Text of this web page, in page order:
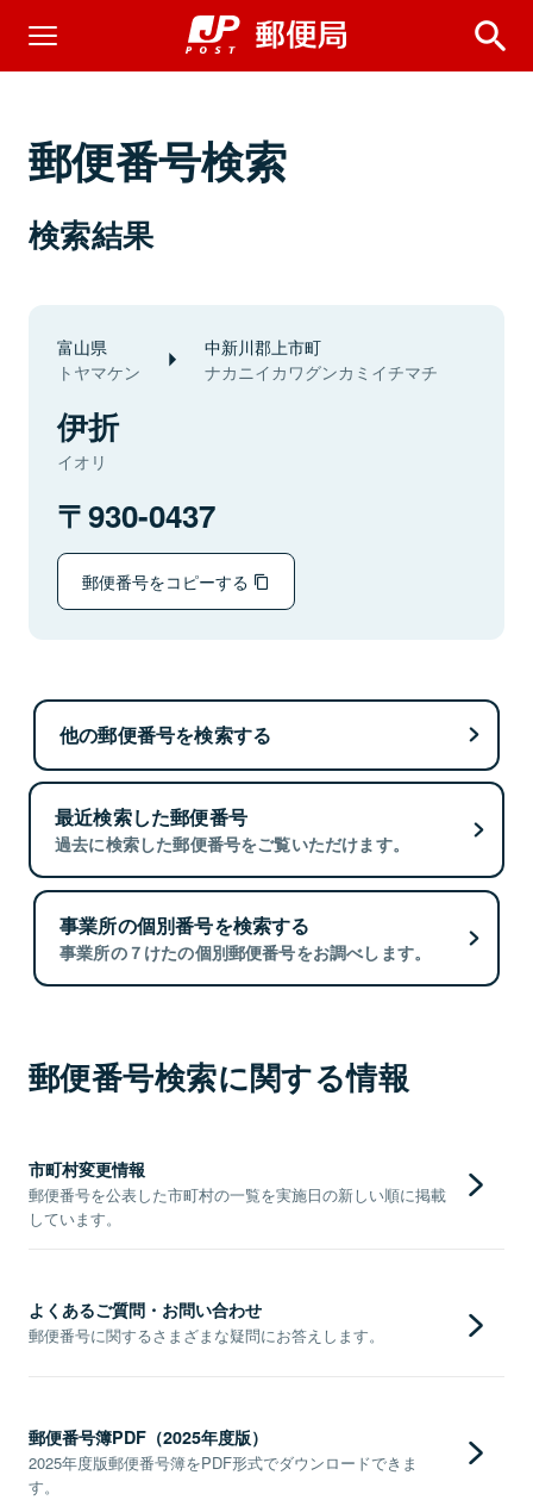
郵便番号検索
検索結果
富山県
トヤマケン
中新川郡上市町
ナカニイカワグンカミイチマチ
伊折
イオリ
930-0437
郵便番号をコピーする
他の郵便番号を検索する
最近検索した郵便番号
過去に検索した郵便番号をご覧いただけます。
事業所の個別番号を検索する
事業所の７けたの個別郵便番号をお調べします。
郵便番号検索に関する情報
市町村変更情報
郵便番号を公表した市町村の一覧を実施日の新しい順に掲載
しています。
よくあるご質問・お問い合わせ
郵便番号に関するさまざまな疑問にお答えします。
郵便番号簿PDF（2025年度版）
2025年度版郵便番号簿をPDF形式でダウンロードできま
す。